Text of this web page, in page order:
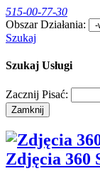
515-00-77-30
Obszar Działania:
Szukaj
Szukaj Usługi
Zacznij Pisać:
Zamknij
​Zdjęcia 360